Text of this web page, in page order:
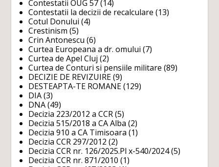
Contestatii OUG 57 (14)
Contestatii la decizii de recalculare (13)
Cotul Donului (4)
Crestinism (5)
Crin Antonescu (6)
Curtea Europeana a dr. omului (7)
Curtea de Apel Cluj (2)
Curtea de Conturi si pensiile militare (89)
DECIZIE DE REVIZUIRE (9)
DESTEAPTA-TE ROMANE (129)
DIA (3)
DNA (49)
Decizia 223/2012 a CCR (5)
Decizia 515/2018 a CA Alba (2)
Decizia 910 a CA Timisoara (1)
Decizia CCR 297/2012 (2)
Decizia CCR nr. 126/2025.Pl x-540/2024(5)
Decizia CCR nr. 871/2010 (1)